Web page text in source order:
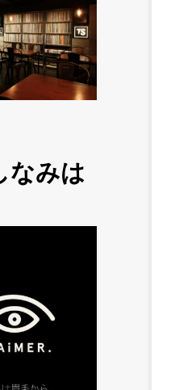
なみは